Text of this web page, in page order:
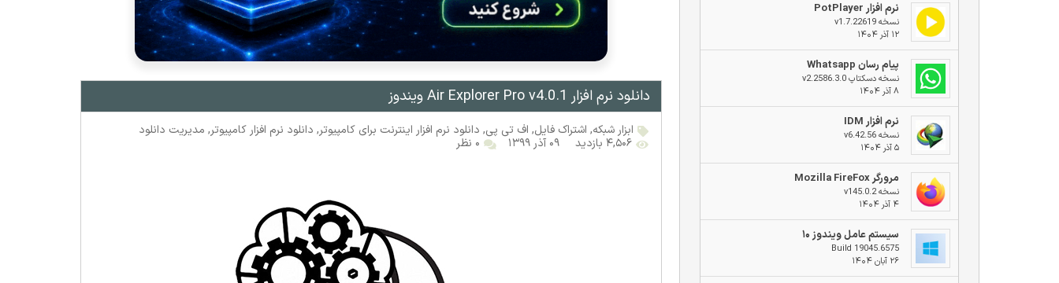
نرم افزار PotPlayer
نسخه v1.7.22619
۱۲ آذر ۱۴۰۴
پیام رسان Whatsapp
نسخه دسکتاپ v2.2586.3.0
۸ آذر ۱۴۰۴
نرم افزار IDM
نسخه v6.42.56
۵ آذر ۱۴۰۴
مرورگر Mozilla FireFox
نسخه v145.0.2
۴ آذر ۱۴۰۴
سیستم عامل ویندوز ۱۰
Build 19045.6575
۲۶ آبان ۱۴۰۴
دانلود نرم افزار Air Explorer Pro v4.0.1 ویندوز
ابزار شبکه, اشتراک فایل, اف‌ تی‌ پی, دانلود نرم افزار اینترنت برای کامپیوتر, دانلود نرم افزار کامپیوتر, مدیریت دانلود
۴,۵۰۶ بازدید
۰۹ آذر ۱۳۹۹ ۰ نظر